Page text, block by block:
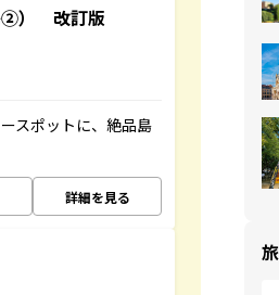
②） 改訂版
スポットに、絶品島
詳細を見る